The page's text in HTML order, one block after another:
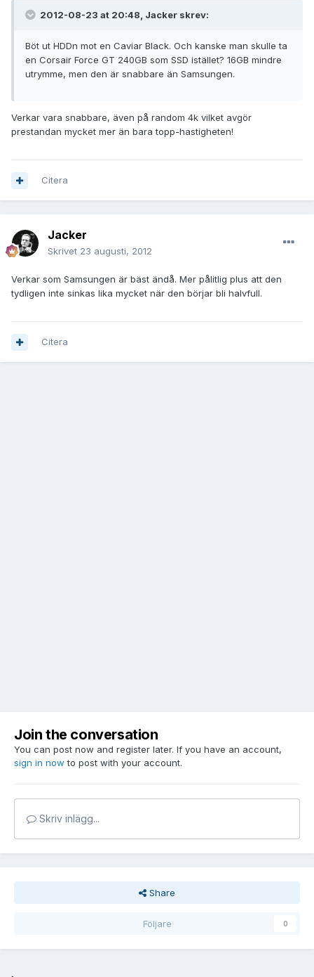
2012-08-23 at 20:48, Jacker skrev:
Böt ut HDDn mot en Caviar Black. Och kanske man skulle ta
en Corsair Force GT 240GB som SSD istället? 16GB mindre
utrymme, men den är snabbare än Samsungen.
Verkar vara snabbare, även på random 4k vilket avgör
prestandan mycket mer än bara topp-hastigheten!
Citera
Jacker
Skrivet 23 augusti, 2012
Verkar som Samsungen är bäst ändå. Mer pålitlig plus att den
tydligen inte sinkas lika mycket när den börjar bli halvfull.
Citera
Join the conversation
You can post now and register later. If you have an account,
sign in now to post with your account.
Skriv inlägg...
Share
Följare 0